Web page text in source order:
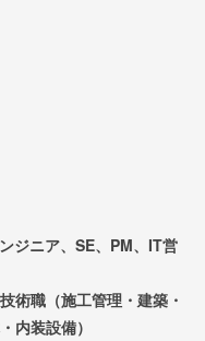
ジニア、SE、PM、IT営
術職（施工管理・建築・
内装設備）